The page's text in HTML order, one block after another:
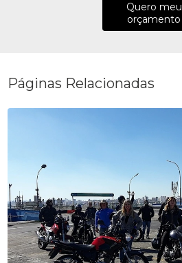
Quero meu
orçamento
Páginas Relacionadas